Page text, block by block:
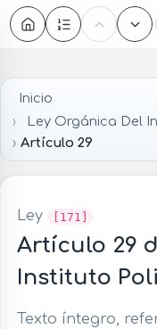
Inicio
Ley Orgánica Del
Artículo 29
Ley [171]
Artículo 29
Instituto
Texto íntegro,